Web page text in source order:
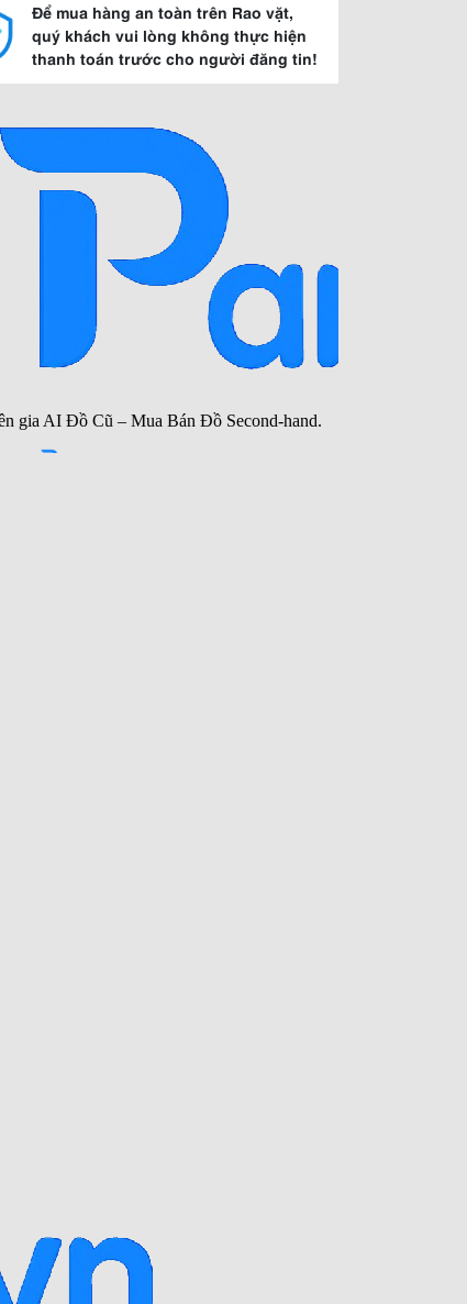
Để mua hàng an toàn trên Rao vặt,
quý khách vui lòng không thực hiện
thanh toán trước cho người đăng tin!